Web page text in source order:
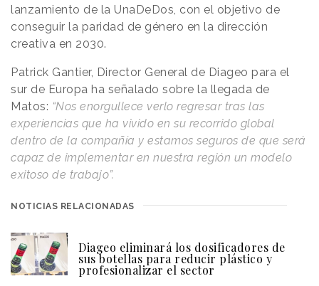
lanzamiento de la UnaDeDos, con el objetivo de
conseguir la paridad de género en la dirección
creativa en 2030.
Patrick Gantier, Director General de Diageo para el
sur de Europa ha señalado sobre la llegada de
Matos: “Nos enorgullece verlo regresar tras las
experiencias que ha vivido en su recorrido global
dentro de la compañía y estamos seguros de que será
capaz de implementar en nuestra región un modelo
exitoso de trabajo”.
NOTICIAS RELACIONADAS
Diageo eliminará los dosificadores de
sus botellas para reducir plástico y
profesionalizar el sector